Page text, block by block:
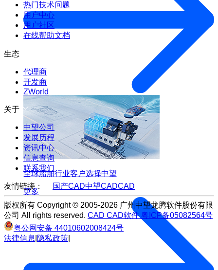
全球船舶行业客户选择中望
更多
热门技术问题
用户中心
用户社区
在线帮助文档
生态
代理商
开发商
ZWorld
关于
中望公司
发展历程
资讯中心
信息查询
联系我们
友情链接： 国产CAD中望CADCAD
版权所有 Copyright © 2005-2026 广州中望龙腾软件股份有限
公司 All rights reserved. CAD CAD软件粤ICP备05082564号
粤公网安备 44010602008424号
法律信息 隐私政策